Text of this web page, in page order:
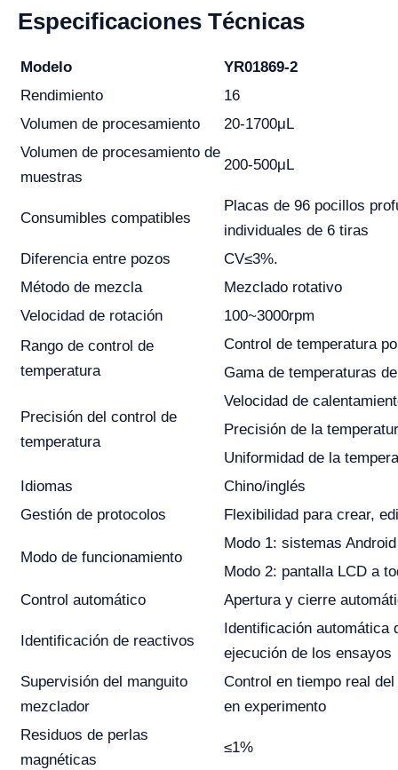
Especificaciones Técnicas
Modelo
YR01869-2
Rendimiento
16
Volumen de procesamiento
20-1700μL
Volumen de procesamiento de
muestras
200-500μL
Consumibles compatibles
Placas de 96 pocillos
individuales de 6 tiras
Diferencia entre pozos
CV≤3%.
Método de mezcla
Mezclado rotativo
Velocidad de rotación
100~3000rpm
Rango de control de
temperatura
Control de temperatura
Gama de temperaturas
Precisión del control de
temperatura
Velocidad de
Precisión de la
Uniformidad de la
Idiomas
Chino/inglés
Gestión de protocolos
Flexibilidad para crear,
Modo de funcionamiento
Modo 1: sistemas
Modo 2: pantalla LCD a
Control automático
Apertura y cierre
Identificación de reactivos
Identificación
ejecución de los ensayos
Supervisión del manguito
mezclador
Control en tiempo real
en experimento
Residuos de perlas
magnéticas
≤1%